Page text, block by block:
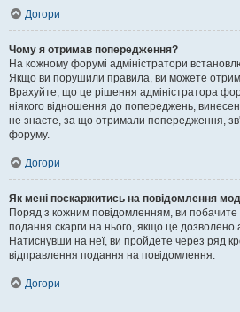
Догори
Чому я отримав попередження?
На кожному форумі адміністратори
Якщо ви порушили правила, ви можете
Врахуйте, що це рішення адміністратора
ніякого відношення до попереджень,
не знаєте, за що отримали попередження,
форуму.
Догори
Як мені поскаржитись на повідомлення
Поряд з кожним повідомленням, ви побачите
подання скарги на нього, якщо це дозволено
Натиснувши на неї, ви пройдете через ряд
відправлення подання на повідомлення.
Догори